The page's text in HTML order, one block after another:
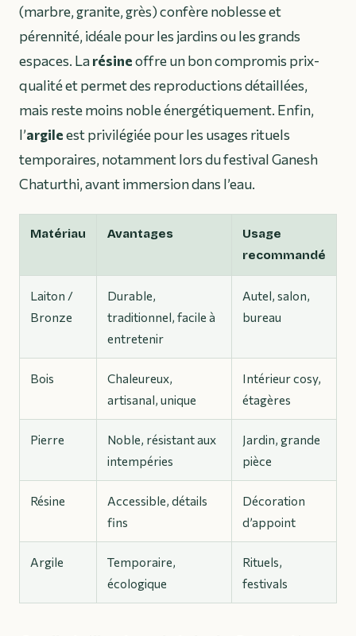
(marbre, granite, grès) confère noblesse et
pérennité, idéale pour les jardins ou les grands
espaces. Larésineoffre un bon compromis prix-
qualité et permet des reproductions détaillées,
mais reste moins noble énergétiquement. Enfin,
l’argileest privilégiée pour les usages rituels
temporaires, notamment lors du festival Ganesh
Chaturthi, avant immersion dans l’eau.
Matériau Avantages
Usage
recommandé
Laiton /
Bronze
Durable,
traditionnel, facile à
entretenir
Autel, salon,
bureau
Bois
Chaleureux,
artisanal, unique
Intérieur cosy,
étagères
Pierre
Noble, résistant aux
intempéries
Jardin, grande
pièce
Résine
Accessible, détails
fins
Décoration
d’appoint
Argile
Temporaire,
écologique
Rituels,
festivals